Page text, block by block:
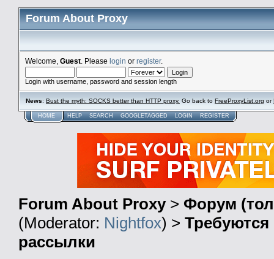
Forum About Proxy
Welcome, Guest . Please login or register.
Login with username, password and session length
News: Bust the myth: SOCKS better than HTTP proxy. Go back to FreeProxyList.org or
HOME HELP SEARCH GOOGLETAGGED LOGIN REGISTER
Forum About Proxy> Форум
(Moderator: Nightfox) >
рассылки